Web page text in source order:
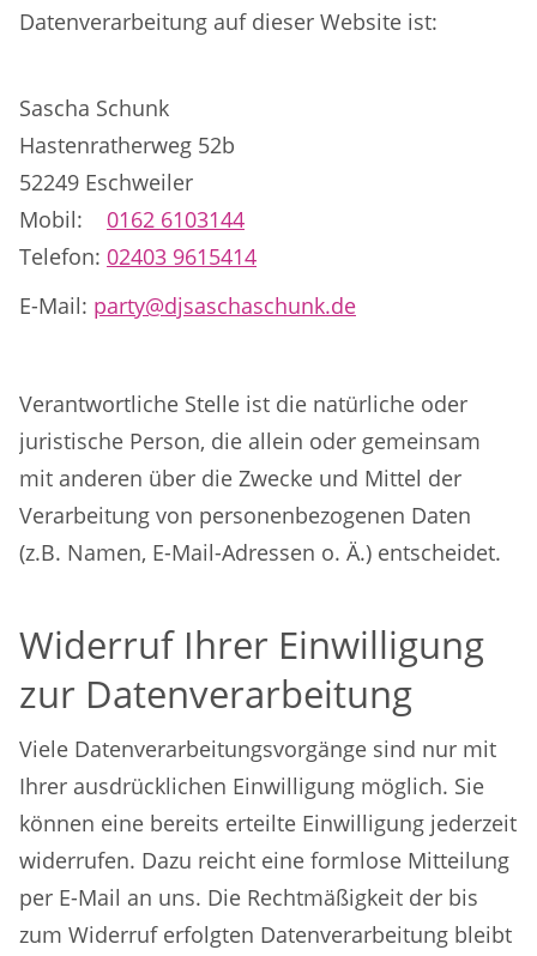
Datenverarbeitung auf dieser Website ist:
Sascha Schunk
Hastenratherweg 52b
52249 Eschweiler
Mobil: 0162 6103144
Telefon: 02403 9615414
E-Mail: party@djsaschaschunk.de
Verantwortliche Stelle ist die natürliche oder
juristische Person, die allein oder gemeinsam
mit anderen über die Zwecke und Mittel der
Verarbeitung von personenbezogenen Daten
(z.B. Namen, E-Mail-Adressen o. Ä.) entscheidet.
Widerruf Ihrer Einwilligung
zur Datenverarbeitung
Viele Datenverarbeitungsvorgänge sind nur mit
Ihrer ausdrücklichen Einwilligung möglich. Sie
können eine bereits erteilte Einwilligung jederzeit
widerrufen. Dazu reicht eine formlose Mitteilung
per E-Mail an uns. Die Rechtmäßigkeit der bis
zum Widerruf erfolgten Datenverarbeitung bleibt